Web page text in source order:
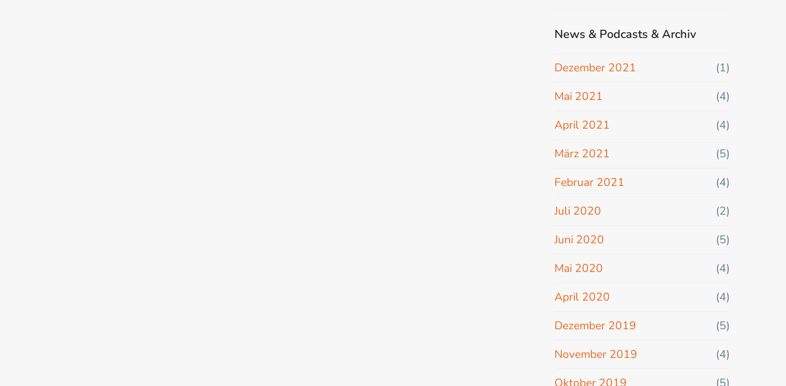
News & Podcasts & Archiv
Dezember 2021
(1)
Mai 2021
(4)
April 2021
(4)
März 2021
(5)
Februar 2021
(4)
Juli 2020
(2)
Juni 2020
(5)
Mai 2020
(4)
April 2020
(4)
Dezember 2019
(5)
November 2019
(4)